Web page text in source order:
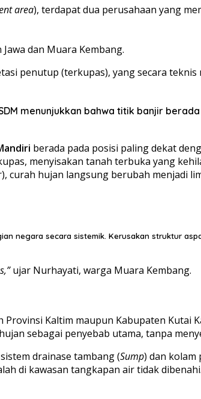
area), terdapat dua perusahaan yang
dan Muara Kembang.
penutup (terkupas), yang secara
menunjukkan bahwa titik banjir
berada pada posisi paling dekat
menyisakan tanah terbuka yang
curah hujan langsung berubah menjadi
negara secara sistemik. Kerusakan struktur
ujar Nurhayati, warga Muara Kembang.
Kaltim maupun Kabupaten Kutai
sebagai penyebab utama, tanpa
drainase tambang (Sump) dan kolam
di kawasan tangkapan air tidak dibenahi.